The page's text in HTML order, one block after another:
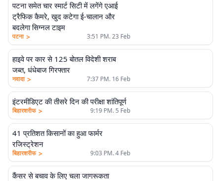
पटना समेत चार स्मार्ट सिटी में लगेंगे एआई
ट्रैफिक कैमरे, खुद कटेगा ई-चालान और
बदलेगा सिग्नल टाइम
पटना > 3:51 PM. 23 Feb
हाइवे पर कार से 125 बोतल विदेशी शराब
जब्त, धंधेबाज गिरफ्तार
नवादा > 7:37 PM. 16 Feb
इंटरमीडिएट की तीसरे दिन की परीक्षा शांतिपूर्ण
बिहारशरीफ > 9:19 PM. 5 Feb
41 प्रतिशत किसानों का हुआ फार्मर
रजिस्ट्रेशन
बिहारशरीफ > 9:03 PM. 4 Feb
कैंसर से बचाव के लिए चला जागरूकता